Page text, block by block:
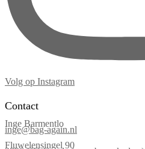
Volg op Instagram
Contact
Inge Barmentlo
inge@bag-again.nl
Fluwelensingel 90